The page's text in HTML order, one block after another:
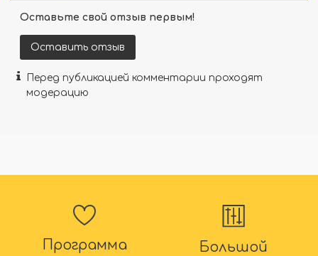
Оставьте свой отзыв первым!
Оставить отзыв
Перед публикацией комментарии проходят
модерацию
Программа
Большой